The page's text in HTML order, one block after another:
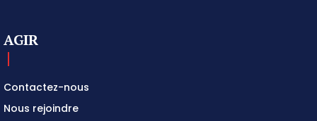
AGIR
Contactez-nous
Nous rejoindre